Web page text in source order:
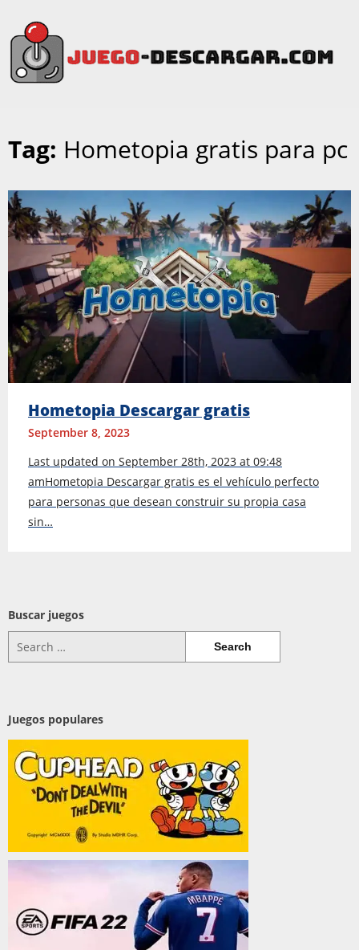
Tag: Hometopia gratis para pc
Hometopia Descargar gratis
September 8, 2023
Last updated on September 28th, 2023 at 09:48
amHometopia Descargar gratis es el vehículo perfecto
para personas que desean construir su propia casa
sin…
Buscar juegos
for:
Juegos populares